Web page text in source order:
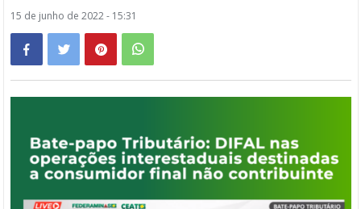
15 de junho de 2022 - 15:31